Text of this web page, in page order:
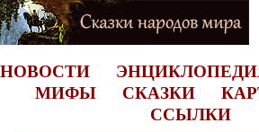
НОВОСТИ
МИФЫ
СКАЗКИ
ССЫЛКИ